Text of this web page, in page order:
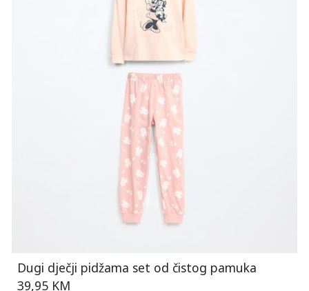
Dugi dječji pidžama set od čistog pamuka
39,95 KM